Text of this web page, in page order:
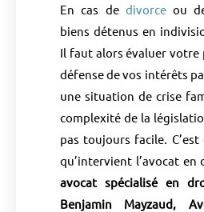
En cas de divorceou
biens détenus en
Il faut alors évaluer votre
défense de vos intérêts
une situation de crise
complexité de la
pas toujours facile.
qu’intervient l’avocat
avocat spécialisé en
Benjamin Mayzaud,